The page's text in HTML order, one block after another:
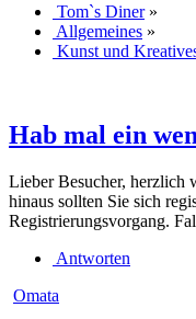
Tom`s Diner»
Allgemeines »
Kunst und
Hab mal ein
Lieber Besucher, herzlich
hinaus sollten Sie sich
Registrierungsvorgang.
Antworten
Omata